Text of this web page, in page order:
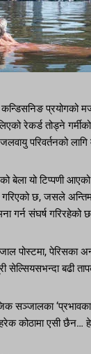
प्रयोगको
रेकर्ड तोड्ने
परिवर्तनको लागि
बेला यो टिप्पणी
छ, जसले
गर्न संघर्ष गरिरहेको
पोस्टमा, पेरिसका
बढी
सञ्जालका
कोठामा एसी छैन…